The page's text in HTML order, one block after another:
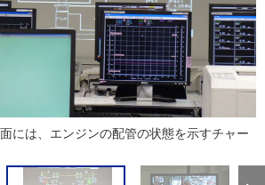
には、エンジンの配管の状態を示すチャー